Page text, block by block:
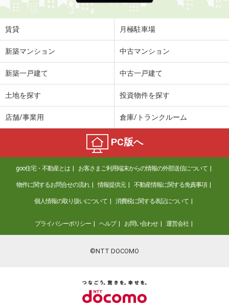
賃貸 月極駐車場
新築マンション 中古マンション
新築一戸建て 中古一戸建て
土地を探す 投資物件を探す
店舗/事業用 倉庫/トランクルーム
PC版へ
goo住宅・不動産とは お客さまご利用端末からの情報の外部送信について
物件に関するお問合せの流れ 情報提供元 不動産情報に関する免責事項
個人情報の取り扱いについて 消費税に関する表記について
プライバシーポリシー ヘルプ お問い合わせ 運営会社
©NTT DOCOMO